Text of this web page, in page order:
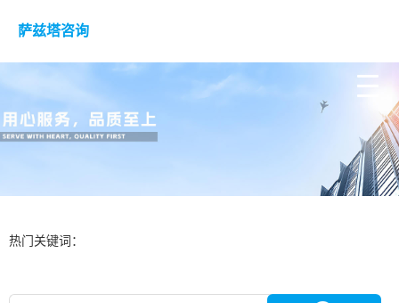
萨兹塔咨询
热门关键词：